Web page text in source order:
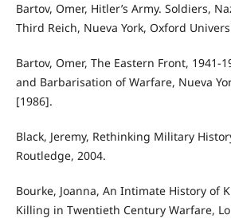
Bartov, Omer, Hitler’s Army. Soldiers,
Third Reich, Nueva York, Oxford
Bartov, Omer, The Eastern Front, 1941-
and Barbarisation of Warfare, Nueva
[1986].
Black, Jeremy, Rethinking Military
Routledge, 2004.
Bourke, Joanna, An Intimate History of
Killing in Twentieth Century Warfare,